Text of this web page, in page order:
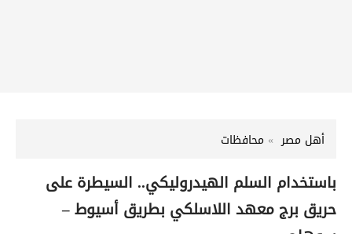
أهل مصر محافظات
باستخدام السلم الهيدروليكي.. السيطرة على
حريق برج معهد اللاسلكي بطريق أسيوط –